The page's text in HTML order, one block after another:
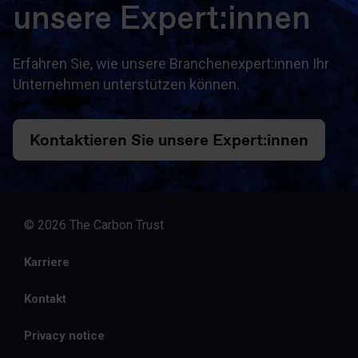
unsere Expert:innen
Erfahren Sie, wie unsere Branchenexpert:innen Ihr
Unternehmen unterstützen können.
Kontaktieren Sie unsere Expert:innen
© 2026 The Carbon Trust
Karriere
Kontakt
Privacy notice